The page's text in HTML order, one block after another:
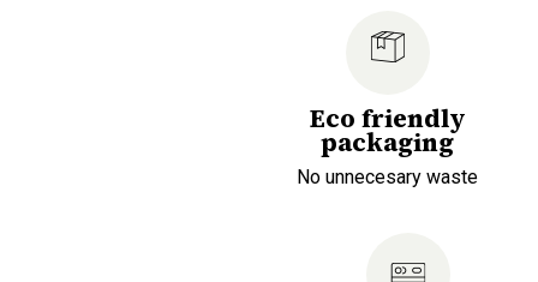
Eco friendly
packaging
No unnecesary waste